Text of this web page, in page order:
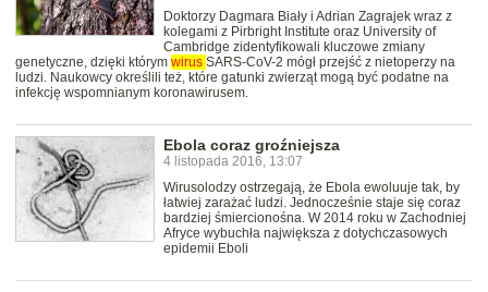
Doktorzy Dagmara Biały i Adrian Zagrajek wraz z
kolegami z Pirbright Institute oraz University of
Cambridge zidentyfikowali kluczowe zmiany
genetyczne, dzięki którym wirus SARS-CoV-2 mógł przejść z nietoperzy na
ludzi. Naukowcy określili też, które gatunki zwierząt mogą być podatne na
infekcję wspomnianym koronawirusem.
Ebola coraz groźniejsza
4 listopada 2016, 13:07
Wirusolodzy ostrzegają, że Ebola ewoluuje tak, by
łatwiej zarażać ludzi. Jednocześnie staje się coraz
bardziej śmiercionośna. W 2014 roku w Zachodniej
Afryce wybuchła największa z dotychczasowych
epidemii Eboli